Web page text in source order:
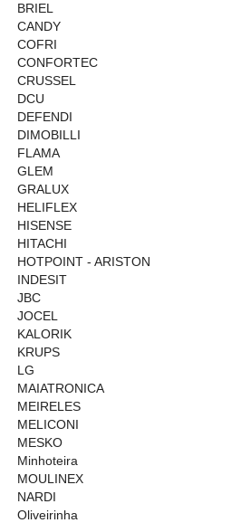
BRIEL
CANDY
COFRI
CONFORTEC
CRUSSEL
DCU
DEFENDI
DIMOBILLI
FLAMA
GLEM
GRALUX
HELIFLEX
HISENSE
HITACHI
HOTPOINT - ARISTON
INDESIT
JBC
JOCEL
KALORIK
KRUPS
LG
MAIATRONICA
MEIRELES
MELICONI
MESKO
Minhoteira
MOULINEX
NARDI
Oliveirinha